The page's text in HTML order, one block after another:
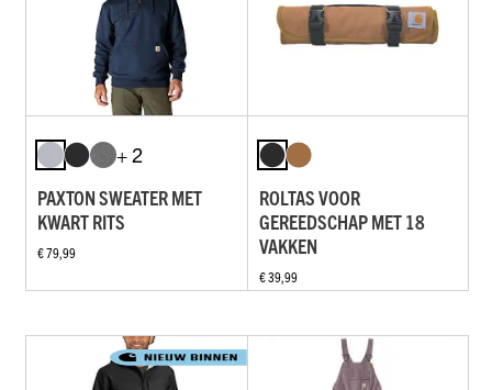
+ 2
PAXTON SWEATER MET
KWART RITS
€ 79,99
ROLTAS VOOR
GEREEDSCHAP MET 18
VAKKEN
€ 39,99